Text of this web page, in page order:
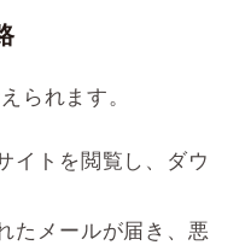
られます。
イトを閲覧し、ダウ
たメールが届き、悪